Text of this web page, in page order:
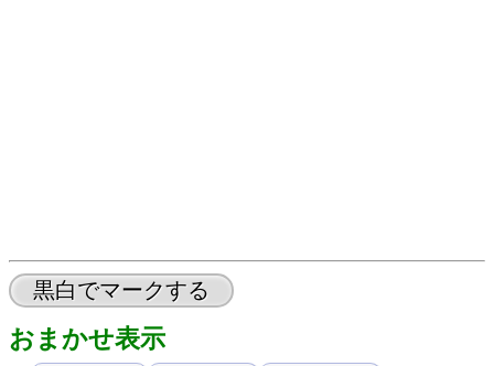
黒白でマークする
おまかせ表示